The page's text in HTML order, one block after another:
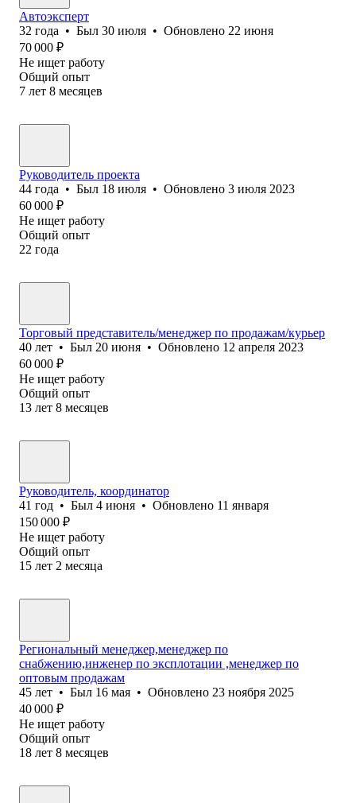
Автоэксперт
32 года • Был 30 июля • Обновлено 22 июня
70 000 ₽
Не ищет работу
Общий опыт
7 лет 8 месяцев
Руководитель проекта
44 года • Был 18 июля • Обновлено 3 июля 2023
60 000 ₽
Не ищет работу
Общий опыт
22 года
Торговый представитель/менеджер по продажам/курьер
40 лет • Был 20 июня • Обновлено 12 апреля 2023
60 000 ₽
Не ищет работу
Общий опыт
13 лет 8 месяцев
Руководитель, координатор
41 год • Был 4 июня • Обновлено 11 января
150 000 ₽
Не ищет работу
Общий опыт
15 лет 2 месяца
Региональный менеджер,менеджер по
снабжению,инженер по эксплотации ,менеджер по
оптовым продажам
45 лет • Был 16 мая • Обновлено 23 ноября 2025
40 000 ₽
Не ищет работу
Общий опыт
18 лет 8 месяцев